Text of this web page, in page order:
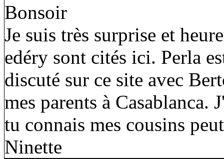
Bonsoir
Je suis très surprise et
edéry sont cités ici. Perla
discuté sur ce site avec
mes parents à Casablanca.
tu connais mes cousins
Ninette